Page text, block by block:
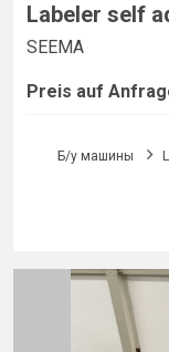
Labeler self
SEEMA
Preis auf
Б/у машины